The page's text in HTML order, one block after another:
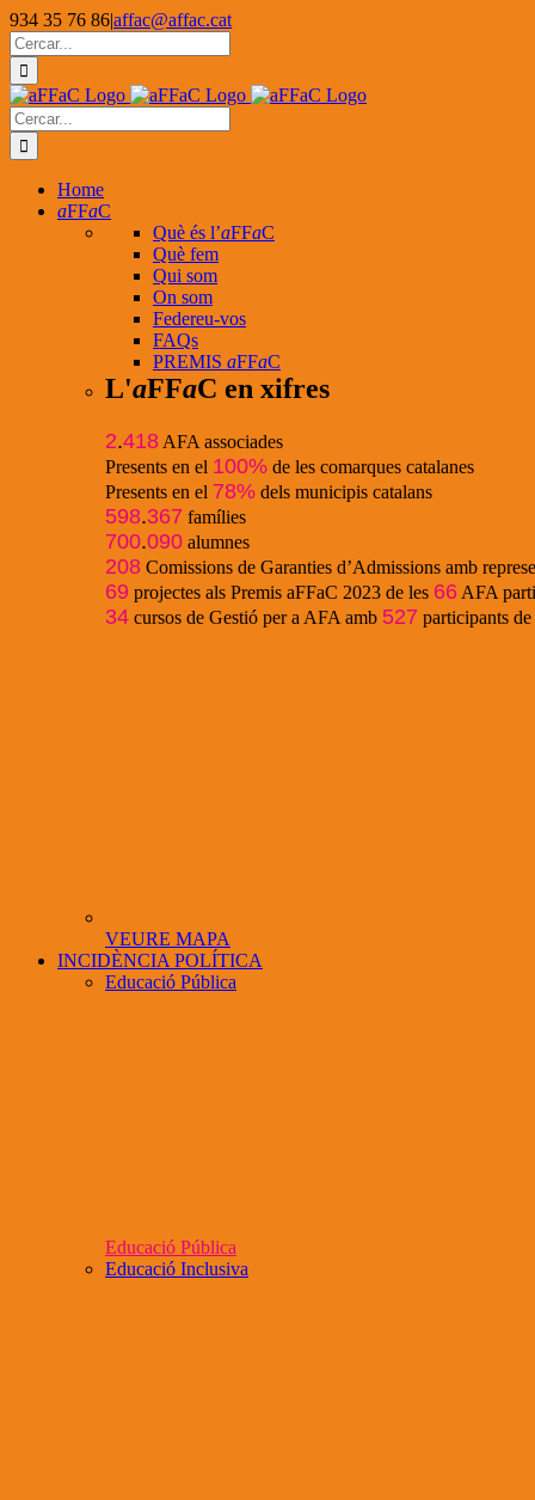
Skip
to
content
934 35 76 86|affac@affac.cat
Facebook
X
YouTube
Cerca
…
Cerca
…
Home
aFFaC
Què és l’aFFaC
Què fem
Qui som
On som
Federeu-vos
FAQs
PREMIS aFFaC
L'aFFaC en xifres
2.418 AFA associades
Presents en el 100% de les comarques catalanes
Presents en el 78% dels municipis catalans
598.367 famílies
700.090 alumnes
208 Comissions de Garanties d’Admissions amb
69 projectes als Premis aFFaC 2023 de les 66 AFA
34 cursos de Gestió per a AFA amb 527 participants de
VEURE MAPA
INCIDÈNCIA POLÍTICA
Educació Pública
Educació Pública
Educació Inclusiva